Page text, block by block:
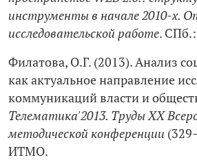
инструменты в начале 2010‑х.
исследовательской работе.
Филатова, О.Г. (2013). Анализ
как актуальное направление
коммуникаций власти и
Телематика'2013. Труды XX
методической конференции
ИТМО.